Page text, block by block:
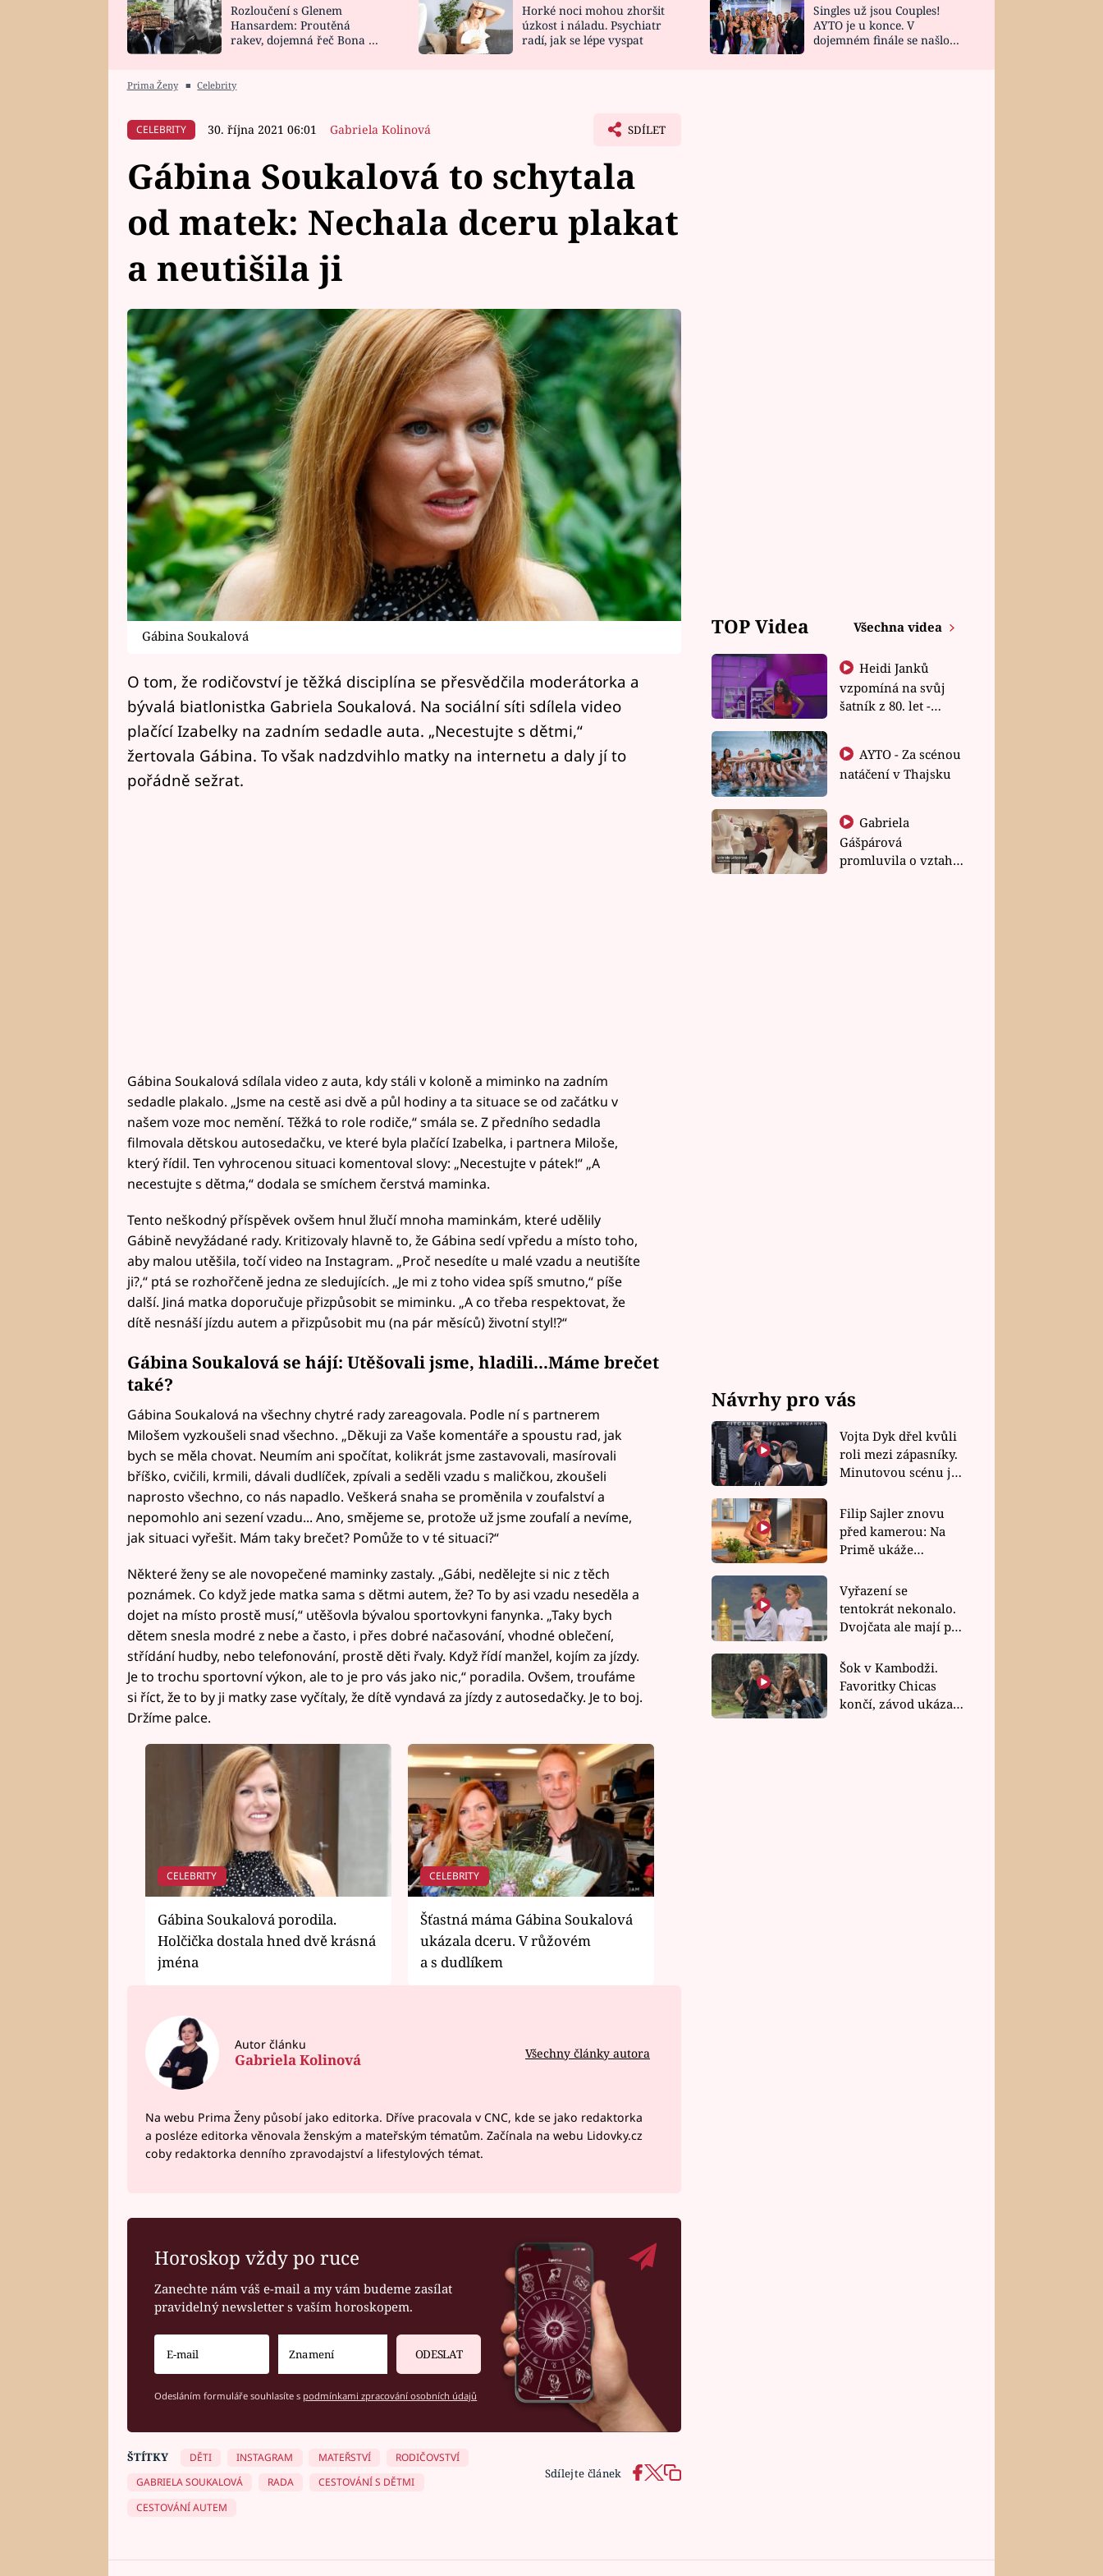
HOROSKOP NA
CELEBRITY
VAŘENÍ
NOVINKY
VIDEORECEPTY
ZAHRADA
DESIGN
Rozloučení s Glenem
Hansardem: Proutěná
rakev, dojemná řeč Bona a
Horké noci mohou zhoršit
úzkost i náladu. Psychiatr
radí, jak se lépe vyspat
Singles už jsou Couples!
AYTO je u konce. V
dojemném finále se našlo
Prima Ženy ■ Celebrity
CELEBRITY 30. října 2021 06:01 Gabriela Kolinová SDÍLET
Gábina Soukalová to schytala
od matek: Nechala dceru plakat
a neutišila ji
Gábina Soukalová
O tom, že rodičovství je těžká disciplína se přesvědčila moderátorka a
bývalá biatlonistka Gabriela Soukalová. Na sociální síti sdílela video
plačící Izabelky na zadním sedadle auta. „Necestujte s dětmi,“
žertovala Gábina. To však nadzdvihlo matky na internetu a daly jí to
pořádně sežrat.
Gábina Soukalová sdílala video z auta, kdy stáli v koloně a miminko na zadním
sedadle plakalo. „Jsme na cestě asi dvě a půl hodiny a ta situace se od začátku v
našem voze moc nemění. Těžká to role rodiče,“ smála se. Z předního sedadla
filmovala dětskou autosedačku, ve které byla plačící Izabelka, i partnera Miloše,
který řídil. Ten vyhrocenou situaci komentoval slovy: „Necestujte v pátek!“ „A
necestujte s dětma,“ dodala se smíchem čerstvá maminka.
Tento neškodný příspěvek ovšem hnul žlučí mnoha maminkám, které udělily
Gábině nevyžádané rady. Kritizovaly hlavně to, že Gábina sedí vpředu a místo toho,
aby malou utěšila, točí video na Instagram. „Proč nesedíte u malé vzadu a neutišíte
ji?,“ ptá se rozhořčeně jedna ze sledujících. „Je mi z toho videa spíš smutno,“ píše
další. Jiná matka doporučuje přizpůsobit se miminku. „A co třeba respektovat, že
dítě nesnáší jízdu autem a přizpůsobit mu (na pár měsíců) životní styl!?“
Gábina Soukalová se hájí: Utěšovali jsme, hladili...Máme brečet
také?
Gábina Soukalová na všechny chytré rady zareagovala. Podle ní s partnerem
Milošem vyzkoušeli snad všechno. „Děkuji za Vaše komentáře a spoustu rad, jak
bych se měla chovat. Neumím ani spočítat, kolikrát jsme zastavovali, masírovali
bříško, cvičili, krmili, dávali dudlíček, zpívali a seděli vzadu s maličkou, zkoušeli
naprosto všechno, co nás napadlo. Veškerá snaha se proměnila v zoufalství a
nepomohlo ani sezení vzadu... Ano, smějeme se, protože už jsme zoufalí a nevíme,
jak situaci vyřešit. Mám taky brečet? Pomůže to v té situaci?“
Některé ženy se ale novopečené maminky zastaly. „Gábi, nedělejte si nic z těch
poznámek. Co když jede matka sama s dětmi autem, že? To by asi vzadu neseděla a
dojet na místo prostě musí,“ utěšovla bývalou sportovkyni fanynka. „Taky bych
dětem snesla modré z nebe a často, i přes dobré načasování, vhodné oblečení,
střídání hudby, nebo telefonování, prostě děti řvaly. Když řídí manžel, kojím za jízdy.
Je to trochu sportovní výkon, ale to je pro vás jako nic,“ poradila. Ovšem, troufáme
si říct, že to by ji matky zase vyčítaly, že dítě vyndavá za jízdy z autosedačky. Je to boj.
Držíme palce.
CELEBRITY
Gábina Soukalová porodila.
Holčička dostala hned dvě krásná
jména
CELEBRITY
Šťastná máma Gábina Soukalová
ukázala dceru. V růžovém
a s dudlíkem
Autor článku
Gabriela Kolinová Všechny články autora
Na webu Prima Ženy působí jako editorka. Dříve pracovala v CNC, kde se jako redaktorka
a posléze editorka věnovala ženským a mateřským tématům. Začínala na webu Lidovky.cz
coby redaktorka denního zpravodajství a lifestylových témat.
Horoskop vždy po ruce
Zanechte nám váš e-mail a my vám budeme zasílat
pravidelný newsletter s vaším horoskopem.
ODESLAT
Odesláním formuláře souhlasíte s podmínkami zpracování osobních údajů
Sdílejte článek
ŠTÍTKY DĚTI INSTAGRAM MATEŘSTVÍ
RODIČOVSTVÍ
GABRIELA SOUKALOVÁ
RADA
CESTOVÁNÍ S DĚTMI
CESTOVÁNÍ AUTEM
TOP Videa Všechna videa
Heidi Janků
vzpomíná na svůj
šatník z 80. let -
natáčení v Thajsku
Gabriela
Gášpárová
promluvila o vztahu
Návrhy pro vás
Vojta Dyk dřel kvůli
roli mezi zápasníky.
Minutovou scénu jel
Filip Sajler znovu
před kamerou: Na
Primě ukáže
rychlé recepty
Vyřazení se
tentokrát nekonalo.
Dvojčata ale mají po
závodu nůž na krku
Šok v Kambodži.
Favoritky Chicas
končí, závod ukázal